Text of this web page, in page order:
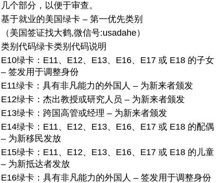
几个部分，以便于审查。
基于就业的美国绿卡 – 第一优先类别
（美国签证找大鹤,微信号:usadahe）
类别代码绿卡类别代码说明
E10绿卡： E11、E12、E13、E16、E17 或 E18 的子女
– 签发用于调整身份
E11绿卡： 具有非凡能力的外国人 – 为新来者颁发
E12绿卡： 杰出教授或研究人员 – 为新来者颁发
E13绿卡： 跨国高管或经理 – 为新来者颁发
E14绿卡： E11、E12、E13、E16、E17 或 E18 的配偶
– 为新移民发放
E15绿卡： E11、E12、E13、E16、E17 或 E18 的儿童
– 为新抵达者发放
E16绿卡： 具有非凡能力的外国人 – 签发用于调整身份